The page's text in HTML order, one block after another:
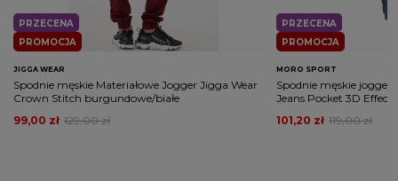
PROMOCJA
PRZECENA
JIGGA WEAR
Spodnie męskie Materiałowe Jogger Jigga Wear
Crown Stitch burgundowe/białe
129,00 zł
99,00 zł
PROMOCJA
PRZECENA
MORO SPORT
Spodnie męskie jogger
Jeans Pocket 3D Effect
119,00 zł
101,20 zł